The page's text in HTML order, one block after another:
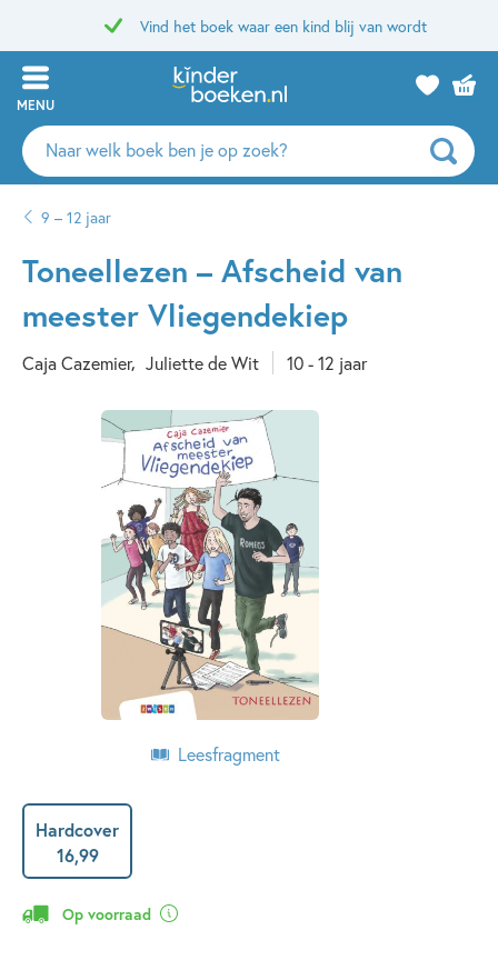
Vind het boek waar een kind blij van wordt
MENU
Zoeken
naar
auteurs
uitgevers
9 – 12 jaar
Toneellezen – Afscheid van
meester Vliegendekiep
Caja Cazemier Juliette de Wit 10 - 12 jaar
Leesfragment
Hardcover
16,99
Op voorraad